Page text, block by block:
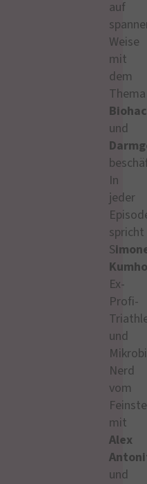
auf
Weise
mit
dem
Thema
und
In
jeder
spricht
S
Ex-
Profi-
und
Nerd
vom
mit
Alex
und